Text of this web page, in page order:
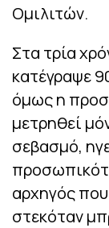
Ομιλιτών.
Στα τρία
κατέγραψε
όμως η
μετρηθεί
σεβασμό,
αρχηγός
στεκόταν